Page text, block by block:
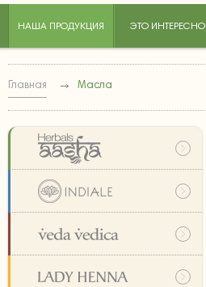
НАША ПРОДУКЦИЯ ЭТО ИНТЕРЕСНО
Главная Масла